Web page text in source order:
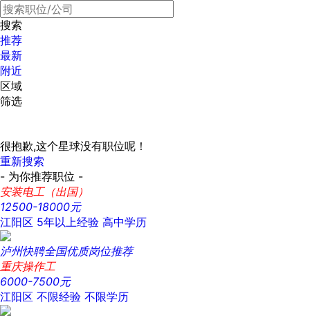
搜索
推荐
最新
附近
区域
筛选
很抱歉,这个星球没有职位呢！
重新搜索
- 为你推荐职位 -
安装电工（出国）
12500-18000元
江阳区 5年以上经验 高中学历
泸州快聘全国优质岗位推荐
重庆操作工
6000-7500元
江阳区 不限经验 不限学历